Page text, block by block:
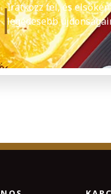
Iratkozz fel, és
legédesebb